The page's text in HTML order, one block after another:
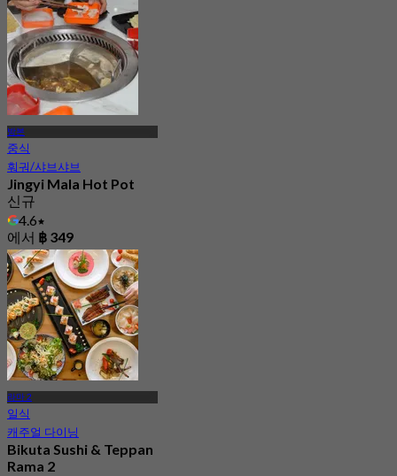
방본
중식
훠궈/샤브샤브
Jingyi Mala Hot Pot
신규
4.6
에서 ฿ 349
라마 2
일식
캐주얼 다이닝
Bikuta Sushi & Teppan
Rama 2